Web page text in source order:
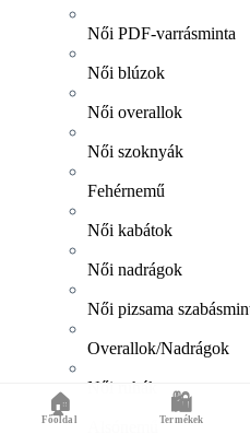
Női PDF-varrásminta
Női blúzok
Női overallok
Női szoknyák
Fehérnemű
Női kabátok
Női nadrágok
Női pizsama
Overallok/Nadrágok
Női ruhák
🏠
Főoldal
🛍️
Termékek